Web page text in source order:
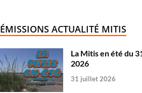
ÉMISSIONS ACTUALITÉ MITIS
La Mitis en été du
2026
31 juillet 2026